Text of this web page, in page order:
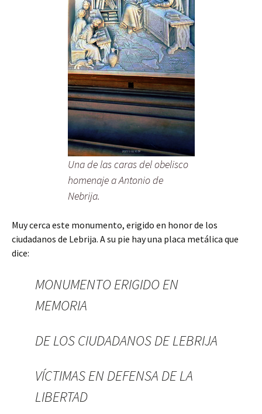
Una de las caras del obelisco
homenaje a Antonio de
Nebrija.
Muy cerca este monumento, erigido en honor de los
ciudadanos de Lebrija. A su pie hay una placa metálica que
dice:
MONUMENTO ERIGIDO EN
MEMORIA
DE LOS CIUDADANOS DE LEBRIJA
VÍCTIMAS EN DEFENSA DE LA
LIBERTAD